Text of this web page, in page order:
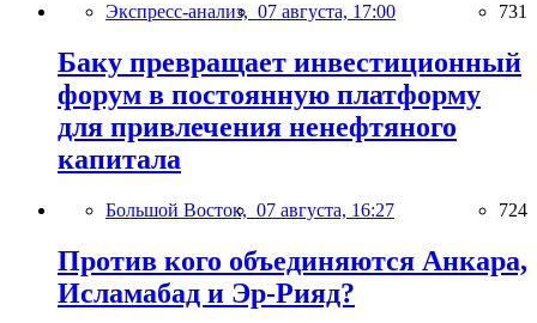
Экспресс-анализ, 07 августа, 17:00 731
Баку превращает инвестиционный
форум в постоянную платформу
для привлечения ненефтяного
капитала
Большой Восток, 07 августа, 16:27 724
Против кого объединяются Анкара,
Исламабад и Эр-Рияд?